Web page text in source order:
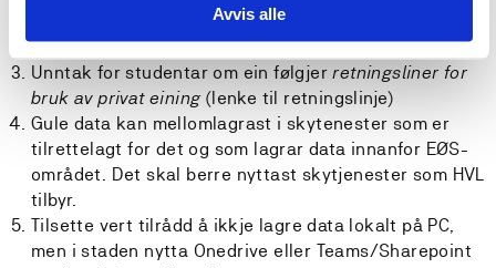
Avvis alle
Vurdering skal gjerast på nytt minimum ein gong i
året.
Unntak for studentar om ein følgjerretningsliner for
bruk av privat eining(lenke til retningslinje)
Gule data kan mellomlagrast i skytenester som er
tilrettelagt for det og som lagrar data innanfor EØS-
området. Det skal berre nyttast skytjenester som HVL
tilbyr.
Tilsette vert tilrådd å ikkje lagre data lokalt på PC,
men i staden nytta Onedrive eller Teams/Sharepoint